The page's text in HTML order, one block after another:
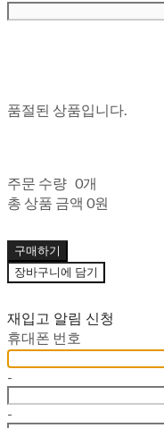
품절된 상품입니다.
주문 수량 0개
총 상품 금액 0원
구매하기
장바구니에 담기
재입고 알림 신청
휴대폰 번호
-
-